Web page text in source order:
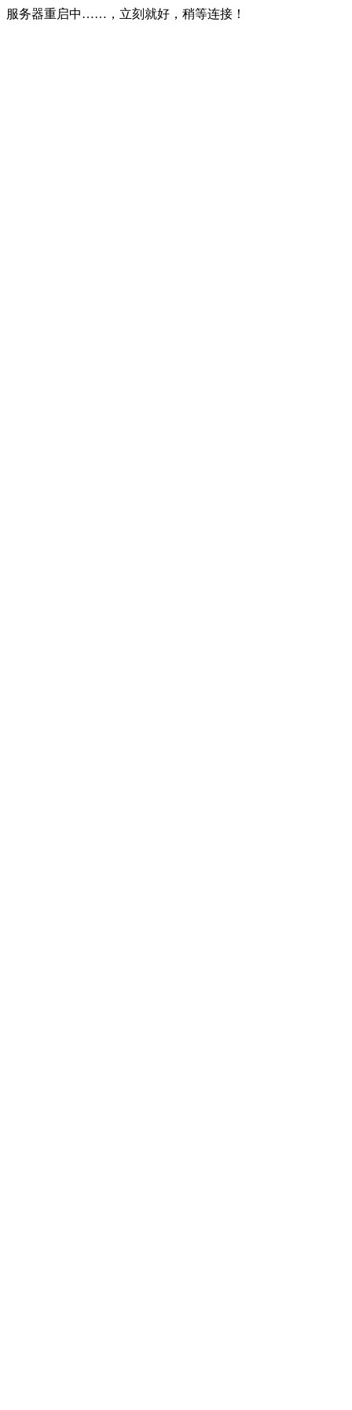
服务器重启中……，立刻就好，稍等连接！